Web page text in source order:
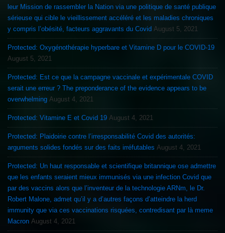
leur Mission de rassembler la Nation via une politique de santé publique
sérieuse qui cible le vieillissement accéléré et les maladies chroniques
y compris l’obésité, facteurs aggravants du Covid August 5, 2021
Protected: Oxygénothérapie hyperbare et Vitamine D pour le COVID-19
August 5, 2021
Protected: Est ce que la campagne vaccinale et expérimentale COVID
serait une erreur ? The preponderance of the evidence appears to be
overwhelming August 4, 2021
Protected: Vitamine E et Covid 19 August 4, 2021
Protected: Plaidoirie contre l’irresponsabilité Covid des autorités:
arguments solides fondés sur des faits irréfutables August 4, 2021
Protected: Un haut responsable et scientifique britannique ose admettre
que les enfants seraient mieux immunisés via une infection Covid que
par des vaccins alors que l’inventeur de la technologie ARNm, le Dr.
Robert Malone, admet qu’il y a d’autres façons d’atteindre la herd
immunity que via ces vaccinations risquées, contredisant par là meme
Macron August 4, 2021